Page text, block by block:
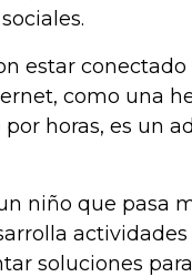
estar conectado
como una
horas, es un
niño que pasa
actividades
soluciones